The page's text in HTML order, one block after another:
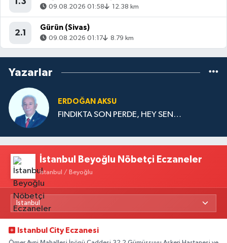
09.08.2026 01:58 12.38 km
2.1
Gürün (Sivas)
09.08.2026 01:17 8.79 km
Yazarlar
ERDOĞAN AKSU
FINDIKTA SON PERDE, HEY SEN…
İstanbul Beyoğlu Nöbetçi Eczaneler
İstanbul / Beyoğlu
Istanbul City Eczanesi